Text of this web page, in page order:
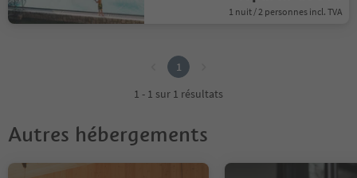
1 nuit / 2 personnes incl. TVA
1
1 - 1 sur 1 résultats
Autres hébergements